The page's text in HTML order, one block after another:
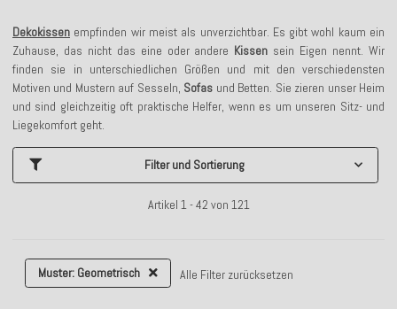
Dekokissen empfinden wir meist als unverzichtbar. Es gibt wohl kaum ein
Zuhause, das nicht das eine oder andere Kissen sein Eigen nennt. Wir
finden sie in unterschiedlichen Größen und mit den verschiedensten
Motiven und Mustern auf Sesseln, Sofas und Betten. Sie zieren unser Heim
und sind gleichzeitig oft praktische Helfer, wenn es um unseren Sitz- und
Liegekomfort geht.
Filter und Sortierung
Artikel 1 - 42 von 121
Muster: Geometrisch Alle Filter zurücksetzen